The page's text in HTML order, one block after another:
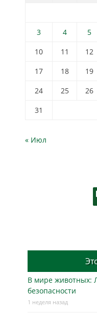
3
4 5
10
11 12
17
18 19
24
25 26
31
« Июл
В мире животных:
безопасности
1 неделя назад